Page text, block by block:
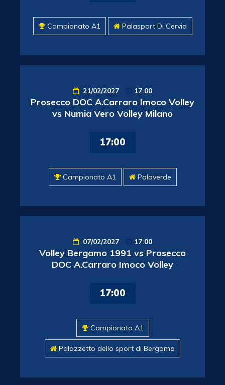
Campionato A1 Palasport Di Cervia
21/02/2027 17:00
Prosecco DOC A.Carraro Imoco Volley
vs Numia Vero Volley Milano
17:00
Campionato A1 Palaverde
07/02/2027 17:00
Volley Bergamo 1991 vs Prosecco
DOC A.Carraro Imoco Volley
17:00
Campionato A1
Palazzetto dello sport di Bergamo